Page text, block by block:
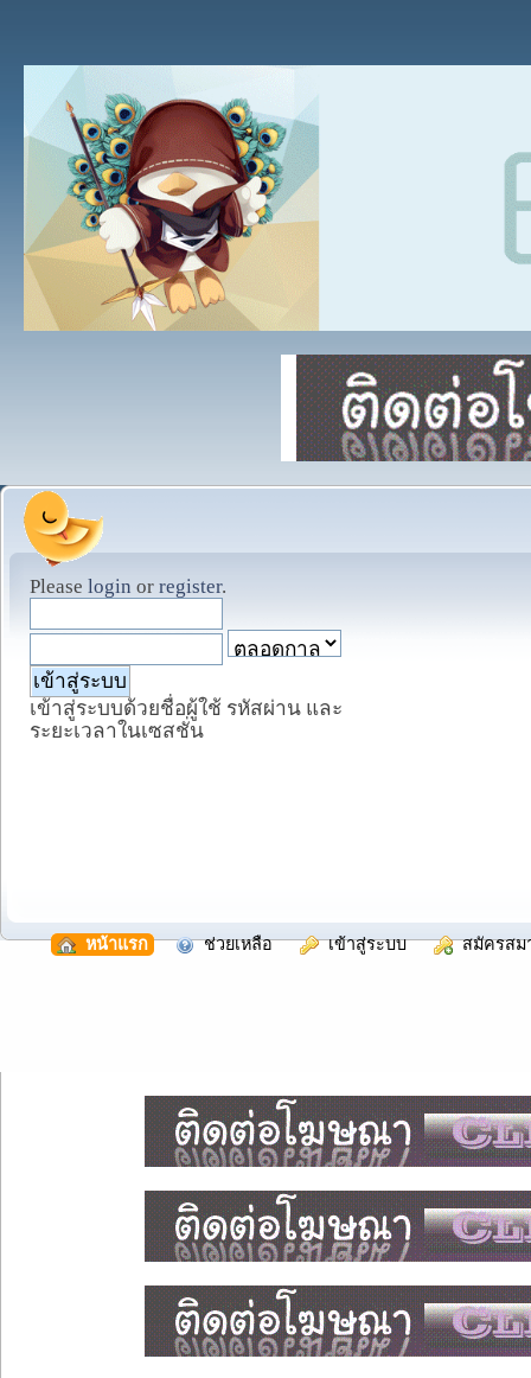
Please login or register.
เข้าสู่ระบบด้วยชื่อผู้ใช้ รหัสผ่าน และ
ระยะเวลาในเซสชั่น
หน้าแรก ช่วยเหลือ เข้าสู่ระบบ สมัครสม